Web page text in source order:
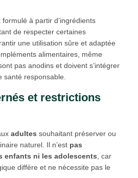
à partir d’ingrédients
de respecter certaines
une utilisation sûre et adaptée
alimentaires, même
pas anodins et doivent s’intégrer
responsable.
et restrictions
adultes souhaitant préserver ou
naturel. Il n’est pas
enfants ni les adolescents , car
diffère et ne nécessite pas le